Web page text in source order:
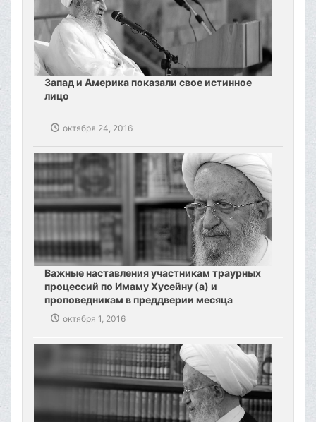
Запад и Америка показали свое истинное
лицо
октября 24, 2016
Важные наставления участникам траурных
процессий по Имаму Хусейну (а) и
проповедникам в преддверии месяца
Мухаррам
октября 1, 2016